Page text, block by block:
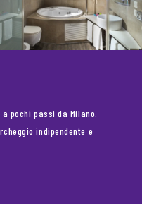
a pochi passi da Milano.
indipendente e